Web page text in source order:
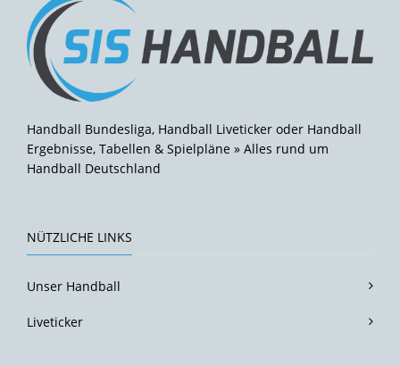
Handball Bundesliga, Handball Liveticker oder Handball
Ergebnisse, Tabellen & Spielpläne » Alles rund um
Handball Deutschland
NÜTZLICHE LINKS
Unser Handball
Liveticker